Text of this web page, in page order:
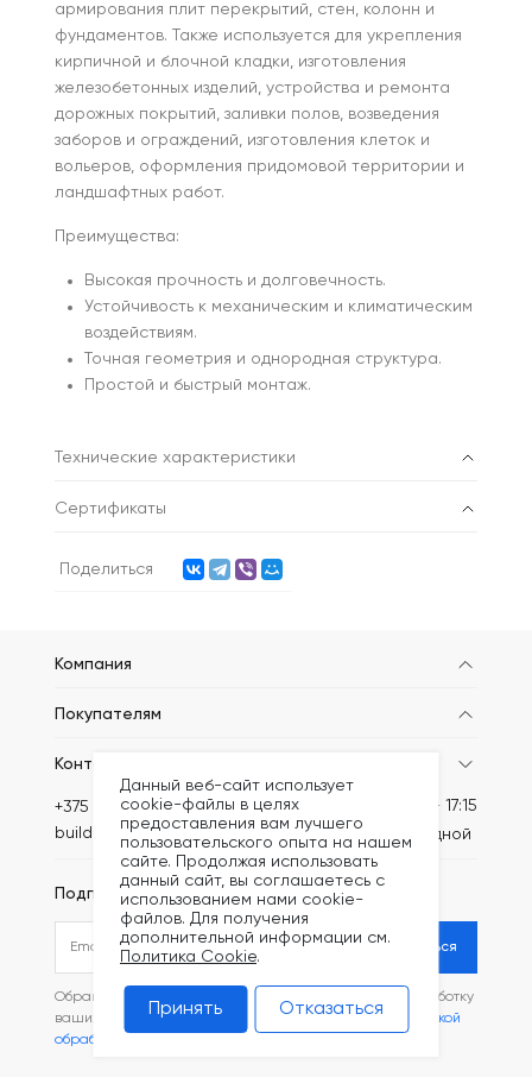
армирования плит перекрытий, стен, колонн и
фундаментов. Также используется для укрепления
кирпичной и блочной кладки, изготовления
железобетонных изделий, устройства и ремонта
дорожных покрытий, заливки полов, возведения
заборов и ограждений, изготовления клеток и
вольеров, оформления придомовой территории и
ландшафтных работ.
Преимущества:
Высокая прочность и долговечность.
Устойчивость к механическим и климатическим
воздействиям.
Точная геометрия и однородная структура.
Простой и быстрый монтаж.
Технические характеристики
Сертификаты
Поделиться
Компания
Покупателям
Контакты
+375 (44) 749-20-46
build@kronex-company.by
Пн-Пт: 8:30 - 17:15
Сб-вс: выходной
Подписаться на рассылку
Подписаться
Обращаясь в наш магазин, вы даете согласие на обработку
ваших
персональных данных и соглашаетесь с
Политикой
обработки файлов Cookie
Данный веб-сайт использует
cookie-файлы в целях
предоставления вам лучшего
пользовательского опыта на нашем
сайте. Продолжая использовать
данный сайт, вы соглашаетесь с
использованием нами cookie-
файлов. Для получения
дополнительной информации см.
Политика Cookie.
Принять Отказаться